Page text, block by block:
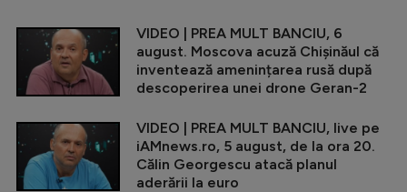
VIDEO | PREA MULT BANCIU, 6
august. Moscova acuză Chișinăul că
inventează amenințarea rusă după
descoperirea unei drone Geran-2
VIDEO | PREA MULT BANCIU, live pe
iAMnews.ro, 5 august, de la ora 20.
Călin Georgescu atacă planul
aderării la euro